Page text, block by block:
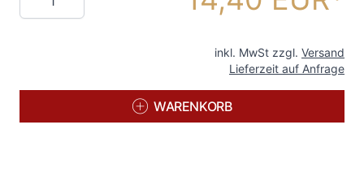
inkl. MwSt zzgl. Versand
Lieferzeit auf Anfrage
WARENKORB